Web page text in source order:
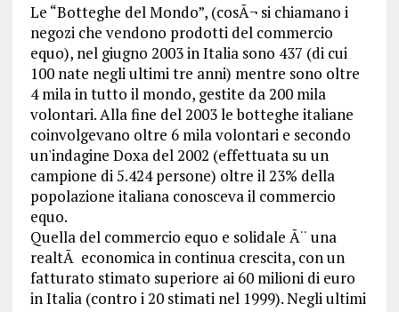
Le “Botteghe del Mondo”, (cosÃ¬ si chiamano i
negozi che vendono prodotti del commercio
equo), nel giugno 2003 in Italia sono 437 (di cui
100 nate negli ultimi tre anni) mentre sono oltre
4 mila in tutto il mondo, gestite da 200 mila
volontari. Alla fine del 2003 le botteghe italiane
coinvolgevano oltre 6 mila volontari e secondo
un'indagine Doxa del 2002 (effettuata su un
campione di 5.424 persone) oltre il 23% della
popolazione italiana conosceva il commercio
equo.
Quella del commercio equo e solidale Ã¨ una
realtÃ economica in continua crescita, con un
fatturato stimato superiore ai 60 milioni di euro
in Italia (contro i 20 stimati nel 1999). Negli ultimi